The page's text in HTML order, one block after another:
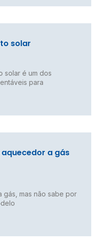
solar
solar é um dos
para
a gás
gás, mas não sabe por